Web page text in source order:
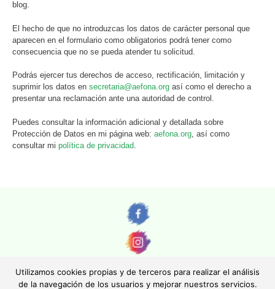
blog.
El hecho de que no introduzcas los datos de carácter personal que
aparecen en el formulario como obligatorios podrá tener como
consecuencia que no se pueda atender tu solicitud.
Podrás ejercer tus derechos de acceso, rectificación, limitación y
suprimir los datos en secretaria@aefona.org así como el derecho a
presentar una reclamación ante una autoridad de control.
Puedes consultar la información adicional y detallada sobre
Protección de Datos en mi página web: aefona.org , así como
consultar mi política de privacidad
Utilizamos cookies propias y de terceros para realizar el análisis
de la navegación de los usuarios y mejorar nuestros servicios.